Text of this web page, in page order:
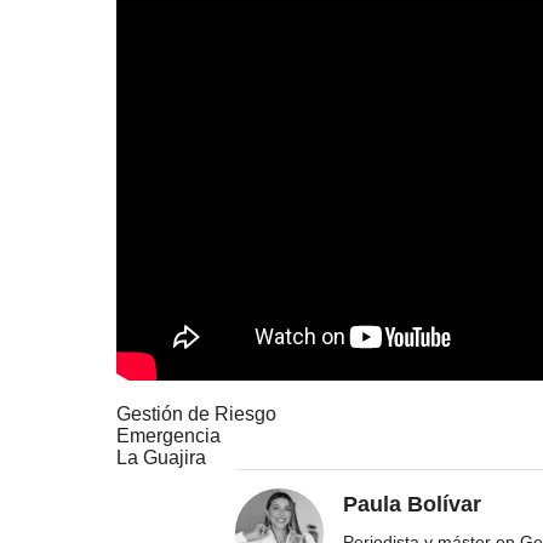
Gestión de Riesgo
Emergencia
La Guajira
Paula Bolívar